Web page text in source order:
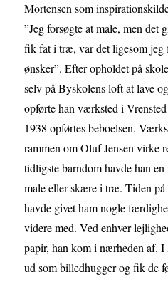
Mortensen som
”Jeg forsøgte at male, men det
fik fat i træ, var det ligesom jeg
ønsker”. Efter opholdet på
selv på Byskolens loft at lave
opførte han værksted i
1938 opførtes beboelsen.
rammen om Oluf Jensen virke
tidligste barndom havde han
male eller skære i træ. Tiden
havde givet ham nogle
videre med. Ved enhver
papir, han kom i nærheden af. I
ud som billedhugger og fik de